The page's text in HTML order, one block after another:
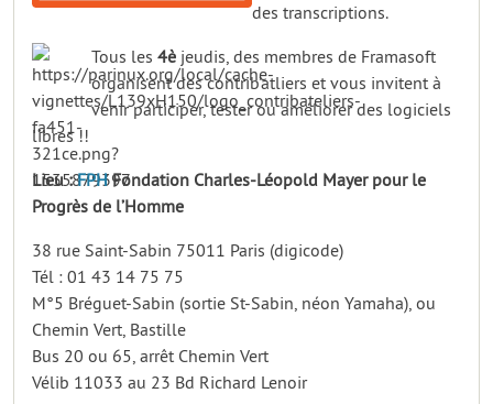
des transcriptions.
Tous les 4è jeudis, des membres de Framasoft
organisent des contrib’atliers et vous invitent à
venir participer, tester ou améliorer des logiciels
libres !!
Lieu :FPHFondation Charles-Léopold Mayer pour le
Progrès de l’Homme
38 rue Saint-Sabin 75011 Paris (digicode)
Tél : 01 43 14 75 75
M°5 Bréguet-Sabin (sortie St-Sabin, néon Yamaha), ou
Chemin Vert, Bastille
Bus 20 ou 65, arrêt Chemin Vert
Vélib 11033 au 23 Bd Richard Lenoir